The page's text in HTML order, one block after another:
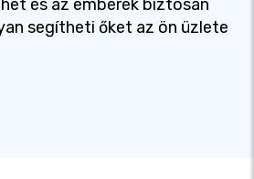
és az emberek biztosan
segítheti őket az ön üzlete